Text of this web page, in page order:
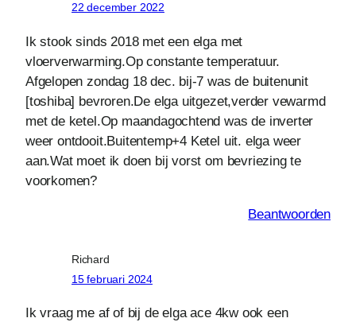
22 december 2022
Ik stook sinds 2018 met een elga met
vloerverwarming.Op constante temperatuur.
Afgelopen zondag 18 dec. bij-7 was de buitenunit
[toshiba] bevroren.De elga uitgezet,verder vewarmd
met de ketel.Op maandagochtend was de inverter
weer ontdooit.Buitentemp+4 Ketel uit. elga weer
aan.Wat moet ik doen bij vorst om bevriezing te
voorkomen?
Beantwoorden
Richard
15 februari 2024
Ik vraag me af of bij de elga ace 4kw ook een